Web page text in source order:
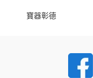
寶器彰德